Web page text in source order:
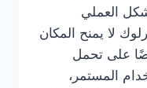
العملي
لا يمنح المكان
على تحمل
المستمر،